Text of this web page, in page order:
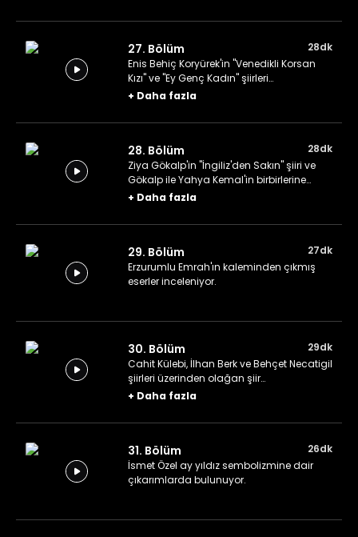
27. Bölüm
28dk
Enis Behiç Koryürek'in "Venedikli Korsan
Kızı" ve "Ey Genç Kadın" şiirleri
değerlendiriliyor.
+ Daha fazla
28. Bölüm
28dk
Ziya Gökalp'in "İngiliz'den Sakın" şiiri ve
Gökalp ile Yahya Kemal'in birbirlerine
yönelik yazdıkları beyitler inceleniyor.
+ Daha fazla
29. Bölüm
27dk
Erzurumlu Emrah'ın kaleminden çıkmış
eserler inceleniyor.
30. Bölüm
29dk
Cahit Külebi, İlhan Berk ve Behçet Necatigil
şiirleri üzerinden olağan şiir
paradigmasına dair çıkarımlar yapılıyor.
+ Daha fazla
31. Bölüm
26dk
İsmet Özel ay yıldız sembolizmine dair
çıkarımlarda bulunuyor.